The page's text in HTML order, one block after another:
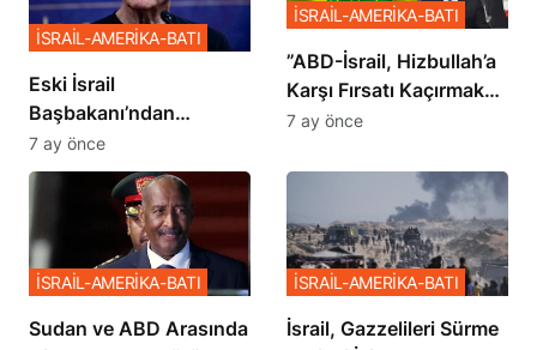
Eski İsrail
Başbakanı’ndan
Netanyahu’ya Ağır
Sözler
İSRAİL-AMERİKA-BATI
7 ay önce
​​​​​​​”ABD-İsrail, Hizbullah’a
Karşı Fırsatı Kaçırmak
İstemiyor”
İSRAİL-AMERİKA-BATI
7 ay önce
Sudan ve ABD Arasında
İSRAİL-AMERİKA-BATI
İsrail, Gazzelileri Sürme
İSRAİL-AMERİKA-BATI